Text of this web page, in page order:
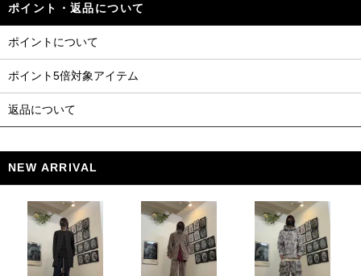
ポイント・返品について
ポイントについて
ポイント5倍対象アイテム
返品について
NEW ARRIVAL